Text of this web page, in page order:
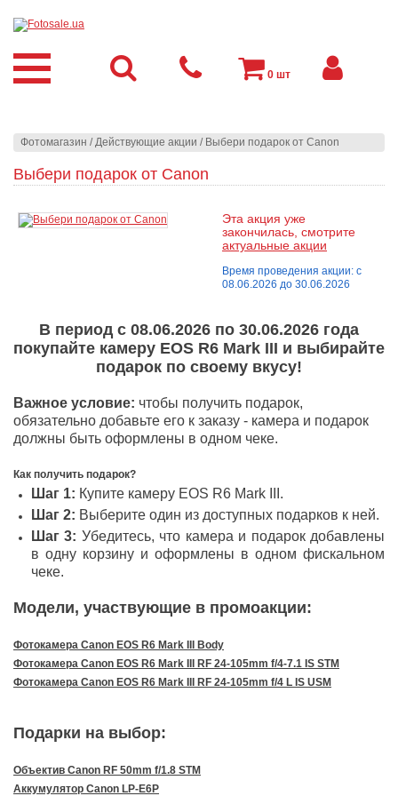
Фотомагазин /Действующие акции / Выбери подарок от Canon
Выбери подарок от Canon
Эта акция уже
закончилась, смотрите
актуальные акции
Время проведения акции: с
08.06.2026 до 30.06.2026
В период с 08.06.2026 по 30.06.2026 года
покупайте камеру EOS R6 Mark III и выбирайте
подарок по своему вкусу!
Важное условие: чтобы получить подарок,
обязательно добавьте его к заказу - камера и подарок
должны быть оформлены в одном чеке.
Как получить подарок?
Шаг 1: Купите камеру EOS R6 Mark III.
Шаг 2: Выберите один из доступных подарков к ней.
Шаг 3: Убедитесь, что камера и подарок добавлены
в одну корзину и оформлены в одном фискальном
чеке.
Модели, участвующие в промоакции:
Фотокамера Canon EOS R6 Mark III Body
Фотокамера Canon EOS R6 Mark III RF 24-105mm f/4-7.1 IS STM
Фотокамера Canon EOS R6 Mark III RF 24-105mm f/4 L IS USM
Подарки на выбор:
Объектив Canon RF 50mm f/1.8 STM
Аккумулятор Canon LP-E6P
0 шт